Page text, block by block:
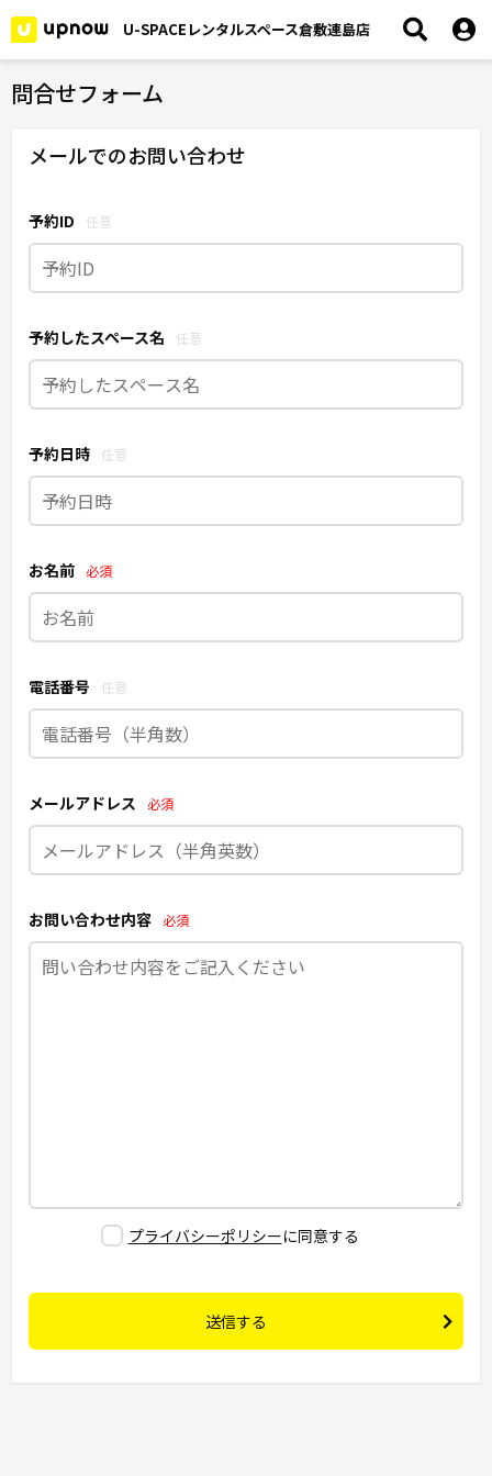
U-SPACEレンタルスペース倉敷連島店
問合せフォーム
メールでのお問い合わせ
予約ID 任意
予約したスペース名 任意
予約日時 任意
お名前 必須
電話番号 任意
メールアドレス 必須
お問い合わせ内容 必須
プライバシーポリシーに同意する
送信する